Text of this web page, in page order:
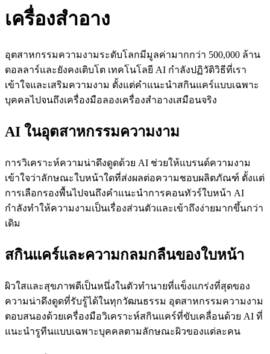
เครื่องสำอาง
อุตสาหกรรมความงามระดับโลกมีมูลค่ามากกว่า 500,000 ล้าน
ดอลลาร์และยังคงเติบโต เทคโนโลยี AI กำลังปฏิวัติวิธีที่เรา
เข้าใจและเสริมความงาม ตั้งแต่คำแนะนำสกินแคร์แบบเฉพาะ
บุคคลไปจนถึงเครื่องมือลองเครื่องสำอางเสมือนจริง
AI ในอุตสาหกรรมความงาม
การวิเคราะห์ความน่าดึงดูดด้วย AI ช่วยให้แบรนด์ความงาม
เข้าใจว่าลักษณะใบหน้าใดที่ส่งผลต่อความชอบผลิตภัณฑ์ ตั้งแต่
การเลือกรองพื้นไปจนถึงคำแนะนำการคอนทัวร์ใบหน้า AI
กำลังทำให้ความงามเป็นเรื่องส่วนตัวและเข้าถึงง่ายมากขึ้นกว่า
เดิม
สกินแคร์และความกลมกลืนของใบหน้า
ผิวใสและสุขภาพดีเป็นหนึ่งในตัวทำนายที่แข็งแกร่งที่สุดของ
ความน่าดึงดูดที่รับรู้ได้ในทุกวัฒนธรรม อุตสาหกรรมความงาม
ตอบสนองด้วยเครื่องมือวิเคราะห์สกินแคร์ที่ขับเคลื่อนด้วย AI ที่
แนะนำรูทีนแบบเฉพาะบุคคลตามลักษณะผิวของแต่ละคน